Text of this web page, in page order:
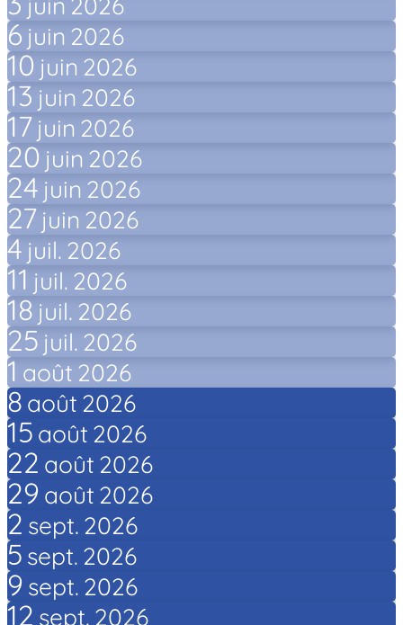
juin 2026
6 juin 2026
10 juin 2026
13 juin 2026
17 juin 2026
20 juin 2026
24 juin 2026
27 juin 2026
4 juil. 2026
11 juil. 2026
18 juil. 2026
25 juil. 2026
1 août 2026
8 août 2026
15 août 2026
22 août 2026
29 août 2026
2 sept. 2026
5 sept. 2026
9 sept. 2026
12 sept. 2026